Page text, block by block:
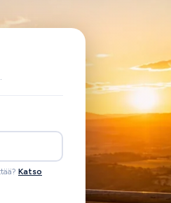
Katso